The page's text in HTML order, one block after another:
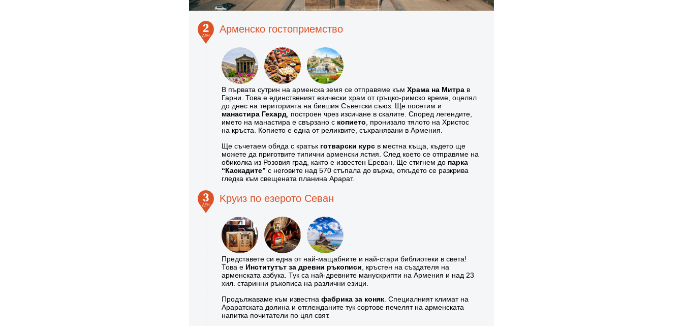
Арменско гостоприемство
В първата сутрин на арменска земя се отправяме към Храма на Митра в
Гарни. Това е единственият езически храм от гръцко-римско време, оцелял
до днес на територията на бившия Съветски съюз. Ще посетим и
манастира Гехард , построен чрез изсичане в скалите. Според легендите,
името на манастира е свързано с копието , пронизало тялото на Христос
на кръста. Копието е една от реликвите, съхранявани в Армения.
Ще съчетаем обяда с кратък готварски курс в местна къща, където ще
можете да приготвите типични арменски ястия. След което се отправяме на
обиколка из Розовия град, както е известен Ереван. Ще стигнем до парка
“Каскадите” с неговите над 570 стъпала до върха, откъдето се разкрива
гледка към свещената планина Арарат.
Kруиз по езерото Севан
Представете си една от най-мащабните и най-стари библиотеки в света!
Това е Институтът за древни ръкописи , кръстен на създателя на
арменската азбука. Тук са най-древните манускрипти на Армения и над 23
хил. старинни ръкописа на различни езици.
Продължаваме към известна фабрика за коняк . Специалният климат на
Араратската долина и отглежданите тук сортове печелят на арменската
напитка почитатели по цял свят.